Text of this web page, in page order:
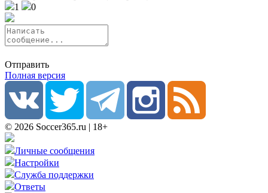
1
0
Отправить
Полная версия
© 2026 Soccer365.ru | 18+
Личные сообщения
Настройки
Служба поддержки
Ответы